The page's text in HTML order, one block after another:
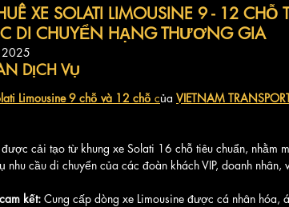
XE SOLATI LIMOUSINE 9 - 12 CHỖ
DI CHUYỂN HẠNG THƯƠNG GIA
DỊCH VỤ
Limousine 9 chỗ và 12 chỗ của VIETNAM
cải tạo từ khung xe Solati 16 chỗ tiêu chuẩn, nhằm
nhu cầu di chuyển của các đoàn khách VIP, doanh
cam kết: Cung cấp dòng xe Limousine được cá nhân hóa,